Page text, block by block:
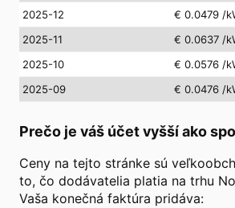
2025-12
€ 0.0479 /
2025-11
€ 0.0637 /
2025-10
€ 0.0576 /
2025-09
€ 0.0476 /
Prečo je váš účet vyšší ako
Ceny na tejto stránke sú
to, čo dodávatelia platia na trhu
Vaša konečná faktúra pridáva: